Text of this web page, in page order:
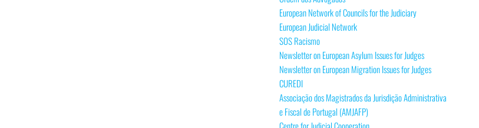
European Network of Councils for the Judiciary
European Judicial Network
SOS Racismo
Newsletter on European Asylum Issues for Judges
Newsletter on European Migration Issues for Judges
CUREDI
Associação dos Magistrados da Jurisdição Administrativa
e Fiscal de Portugal (AMJAFP)